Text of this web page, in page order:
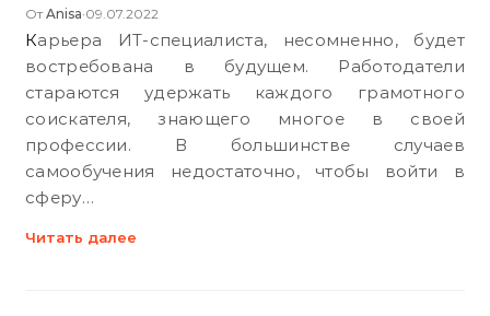
ОтAnisa•09.07.2022
Карьера ИТ-специалиста, несомненно, будет
востребована в будущем. Работодатели
стараются удержать каждого грамотного
соискателя, знающего многое в своей
профессии. В большинстве случаев
самообучения недостаточно, чтобы войти в
сферу…
Читать далее